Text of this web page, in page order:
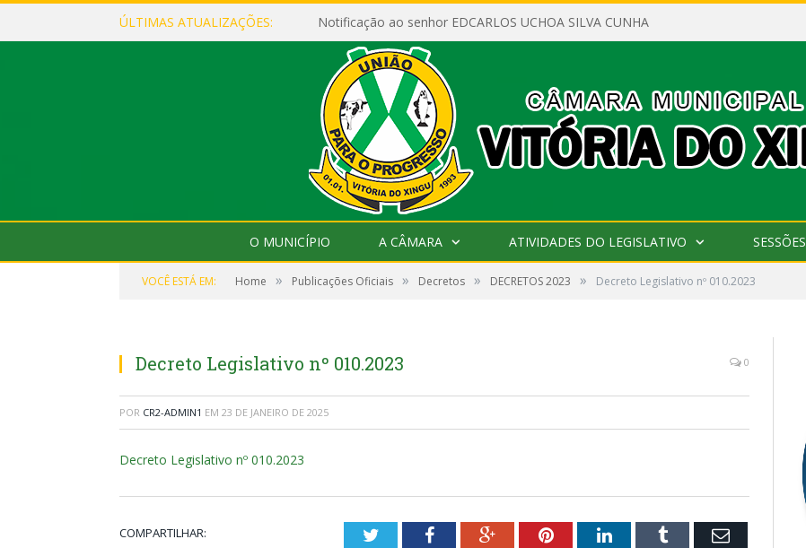
ÚLTIMAS ATUALIZAÇÕES: Notificação ao senhor EDCARLOS UCHOA SILVA CUNHA
O MUNICÍPIO A CÂMARA ATIVIDADES DO LEGISLATIVO SESSÕES
VOCÊ ESTÁ EM: Home » Publicações Oficiais » Decretos » DECRETOS 2023 » Decreto Legislativo nº 010.2023
Decreto Legislativo nº 010.2023 0
POR CR2-ADMIN1 EM 23 DE JANEIRO DE 2025
Decreto Legislativo nº 010.2023
COMPARTILHAR: TwitterFacebookGoogle+PinterestLinkedInTumblr Email